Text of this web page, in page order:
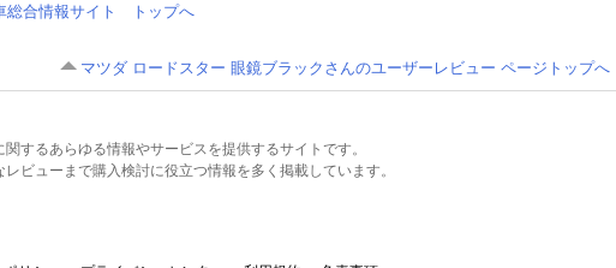
総合情報サイト トップへ
マツダ ロードスター 眼鏡ブラックさんのユーザーレビュー ページトップへ
するあらゆる情報やサービスを提供するサイトです。
ビューまで購入検討に役立つ情報を多く掲載しています。